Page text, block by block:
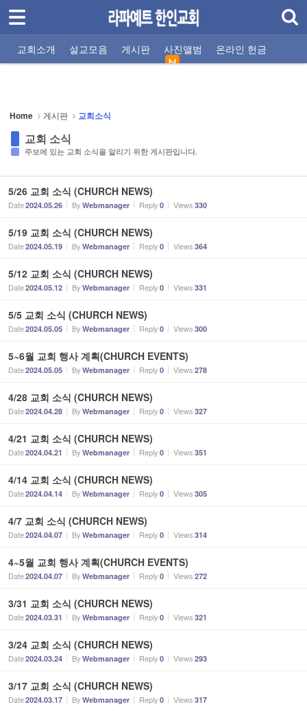
교회소개 설교모음 게시판 사진앨범 온라인 헌금
Home 게시판 교회소식
교회 소식
주보에 있는 교회 소식을 알리기 위한 게시판입니다.
5/26 교회 소식 (CHURCH NEWS)
Date2024.05.26 By Webmanager Reply 0 Views 330
5/19 ​​​​​​​교회 소식 (CHURCH NEWS)
Date2024.05.19 By Webmanager Reply 0 Views 364
5/12 교회 소식 (CHURCH NEWS)
Date2024.05.12 By Webmanager Reply 0 Views 331
5/5 교회 소식 (CHURCH NEWS)
Date2024.05.05 By Webmanager Reply 0 Views 300
5~6월 교회 행사 계획(CHURCH EVENTS)
Date2024.05.05 By Webmanager Reply 0 Views 278
4/28 교회 소식 (CHURCH NEWS)
Date2024.04.28 By Webmanager Reply 0 Views 327
4/21 교회 소식 (CHURCH NEWS)
Date2024.04.21 By Webmanager Reply 0 Views 351
4/14 교회 소식 (CHURCH NEWS)
Date2024.04.14 By Webmanager Reply 0 Views 305
4/7 교회 소식 (CHURCH NEWS)
Date2024.04.07 By Webmanager Reply 0 Views 314
4~5월 교회 행사 계획(CHURCH EVENTS)
Date2024.04.07 By Webmanager Reply 0 Views 272
3/31 교회 소식 (CHURCH NEWS)
Date2024.03.31 By Webmanager Reply 0 Views 321
3/24 교회 소식 (CHURCH NEWS)
Date2024.03.24 By Webmanager Reply 0 Views 293
3/17 교회 소식 (CHURCH NEWS)
Date2024.03.17 By Webmanager Reply 0 Views 317
로그인
교회소개
- 교회소식
- 선교지소식
- 자유게시판
- 찬양팀
- 말씀 나눔터
온라인 헌금
Sketchbook5, 스케치북5
Sketchbook5, 스케치북5